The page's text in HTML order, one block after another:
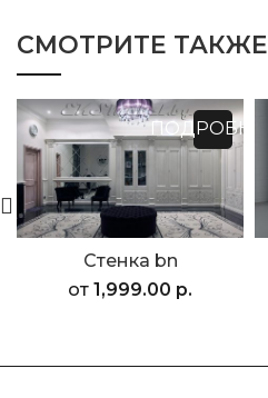
СМОТРИТЕ ТАКЖЕ
Стенка bn
от 1,999.00 р.
ПОДРОБНЕЕ